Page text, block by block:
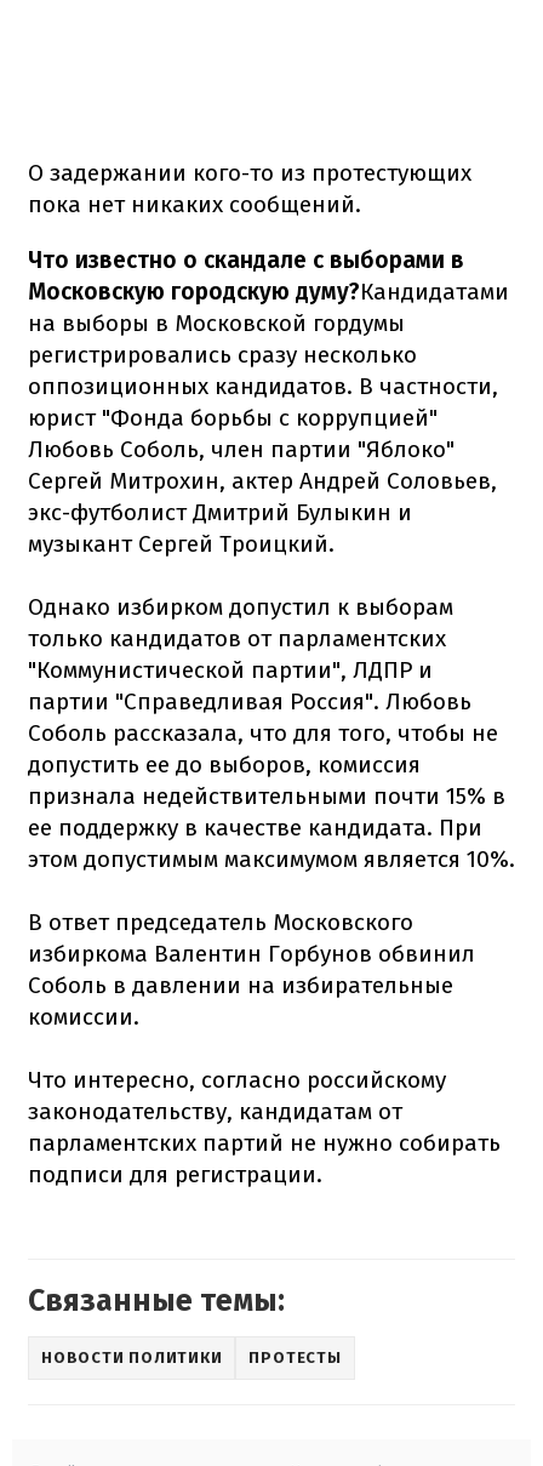
О задержании кого-то из протестующих
пока нет никаких сообщений.
Что известно о скандале с выборами в
Московскую городскую думу?Кандидатами
на выборы в Московской гордумы
регистрировались сразу несколько
оппозиционных кандидатов. В частности,
юрист "Фонда борьбы с коррупцией"
Любовь Соболь, член партии "Яблоко"
Сергей Митрохин, актер Андрей Соловьев,
экс-футболист Дмитрий Булыкин и
музыкант Сергей Троицкий.
Однако избирком допустил к выборам
только кандидатов от парламентских
"Коммунистической партии", ЛДПР и
партии "Справедливая Россия". Любовь
Соболь рассказала, что для того, чтобы не
допустить ее до выборов, комиссия
признала недействительными почти 15% в
ее поддержку в качестве кандидата. При
этом допустимым максимумом является 10%.
В ответ председатель Московского
избиркома Валентин Горбунов обвинил
Соболь в давлении на избирательные
комиссии.
Что интересно, согласно российскому
законодательству, кандидатам от
парламентских партий не нужно собирать
подписи для регистрации.
Связанные темы:
НОВОСТИ ПОЛИТИКИ ПРОТЕСТЫ